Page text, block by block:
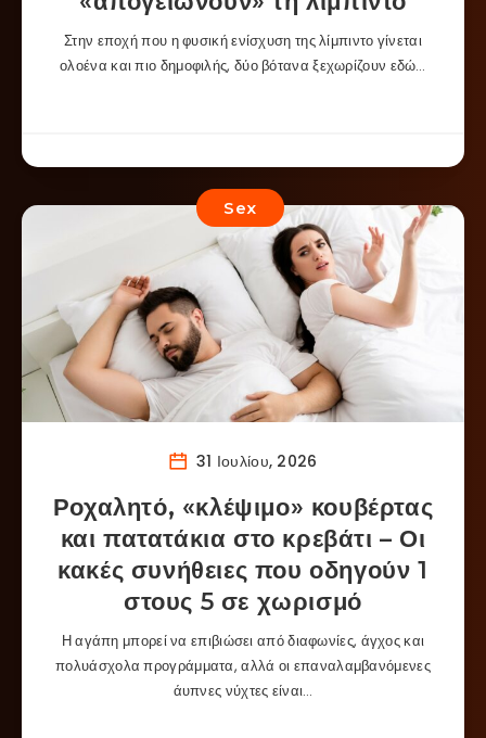
Στην εποχή που η φυσική ενίσχυση της λίμπιντο γίνεται
ολοένα και πιο δημοφιλής, δύο βότανα ξεχωρίζουν εδώ…
Sex
31 Ιουλίου, 2026
Ροχαλητό, «κλέψιμο» κουβέρτας
και πατατάκια στο κρεβάτι – Οι
κακές συνήθειες που οδηγούν 1
στους 5 σε χωρισμό
Η αγάπη μπορεί να επιβιώσει από διαφωνίες, άγχος και
πολυάσχολα προγράμματα, αλλά οι επαναλαμβανόμενες
άυπνες νύχτες είναι…